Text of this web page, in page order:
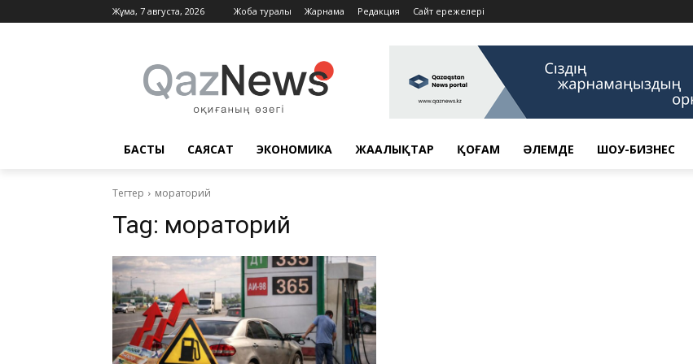
Жұма, 7 августа, 2026 Жоба туралы Жарнама Редакция Сайт ережелері
БАСТЫ САЯСАТ ЭКОНОМИКА ЖАҢАЛЫҚТАР ҚОҒАМ ӘЛЕМДЕ ШОУ-БИЗНЕС
Тегтер мораторий
Tag: мораторий